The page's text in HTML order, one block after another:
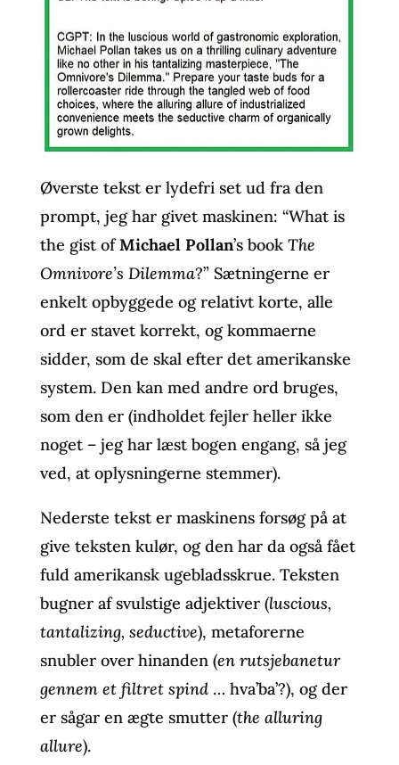
Øverste tekst er lydefri set ud fra den
prompt, jeg har givet maskinen: “What is
the gist ofMichael Pollan’s book The
Omnivore’s Dilemma?” Sætningerne er
enkelt opbyggede og relativt korte, alle
ord er stavet korrekt, og kommaerne
sidder, som de skal efter det amerikanske
system. Den kan med andre ord bruges,
som den er (indholdet fejler heller ikke
noget – jeg har læst bogen engang, så jeg
ved, at oplysningerne stemmer).
Nederste tekst er maskinens forsøg på at
give teksten kulør, og den har da også fået
fuld amerikansk ugebladsskrue. Teksten
bugner af svulstige adjektiver (luscious,
tantalizing, seductive), metaforerne
snubler over hinanden (en rutsjebanetur
gennem et filtret spind… hva’ba’?), og der
er sågar en ægte smutter (the alluring
allure).